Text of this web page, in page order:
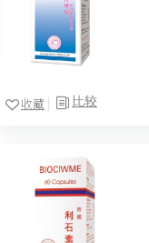
比较
收藏